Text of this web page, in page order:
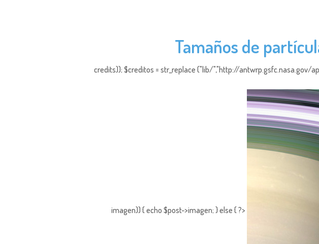
Tamaños de
credits)); $creditos = str_replace ("lib/","http://antwrp.gsfc.nasa.gov/
imagen)) { echo $post->imagen; } else { ?>